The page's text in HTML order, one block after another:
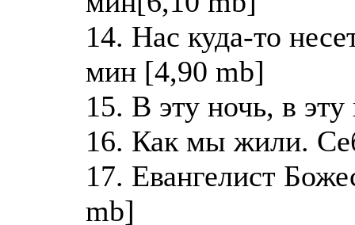
14. Нас куда-то
мин [4,90 mb]
15. В эту ночь, в
16. Как мы жили.
17. Евангелист
mb]